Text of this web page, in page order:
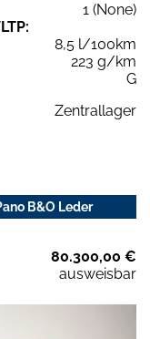
1 (None)
8,5 l/100km
223 g/km
G
Zentrallager
B&O Leder
80.300,00 €
ausweisbar